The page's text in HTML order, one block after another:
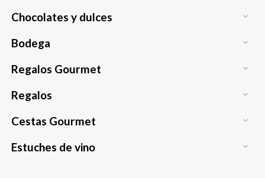
Chocolates y dulces 
Bodega 
Regalos Gourmet 
Regalos 
Cestas Gourmet 
Estuches de vino 